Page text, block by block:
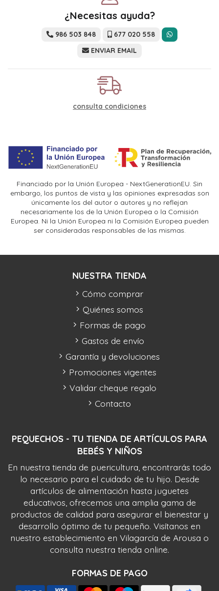
¿Necesitas ayuda?
986 503 848
677 020 558
ENVIAR EMAIL
consulta condiciones
Financiado por la Unión Europea - NextGenerationEU. Sin
embargo, los puntos de vista y las opiniones expresadas son
únicamente los del autor o autores y no reflejan
necesariamente los de la Unión Europea o la Comisión
Europea. Ni la Unión Europea ni la Comisión Europea pueden
ser consideradas responsables de las mismas.
PEQUECHOS - TU TIENDA DE ARTÍCULOS PARA
BEBÉS Y NIÑOS
En nuestra tienda de puericultura, encontrarás todo
lo necesario para el cuidado de tu hijo. Desde
artículos de alimentación hasta juguetes
educativos, ofrecemos una amplia gama de
productos de calidad para asegurar el bienestar y
desarrollo óptimo de tu pequeño. Visítanos en
nuestro establecimiento en Vilagarcía de Arousa o
consulta nuestra tienda online.
FORMAS DE PAGO
NUESTRA TIENDA
Cómo comprar
Quiénes somos
Formas de pago
Gastos de envío
Garantía y devoluciones
Promociones vigentes
Validar cheque regalo
Contacto